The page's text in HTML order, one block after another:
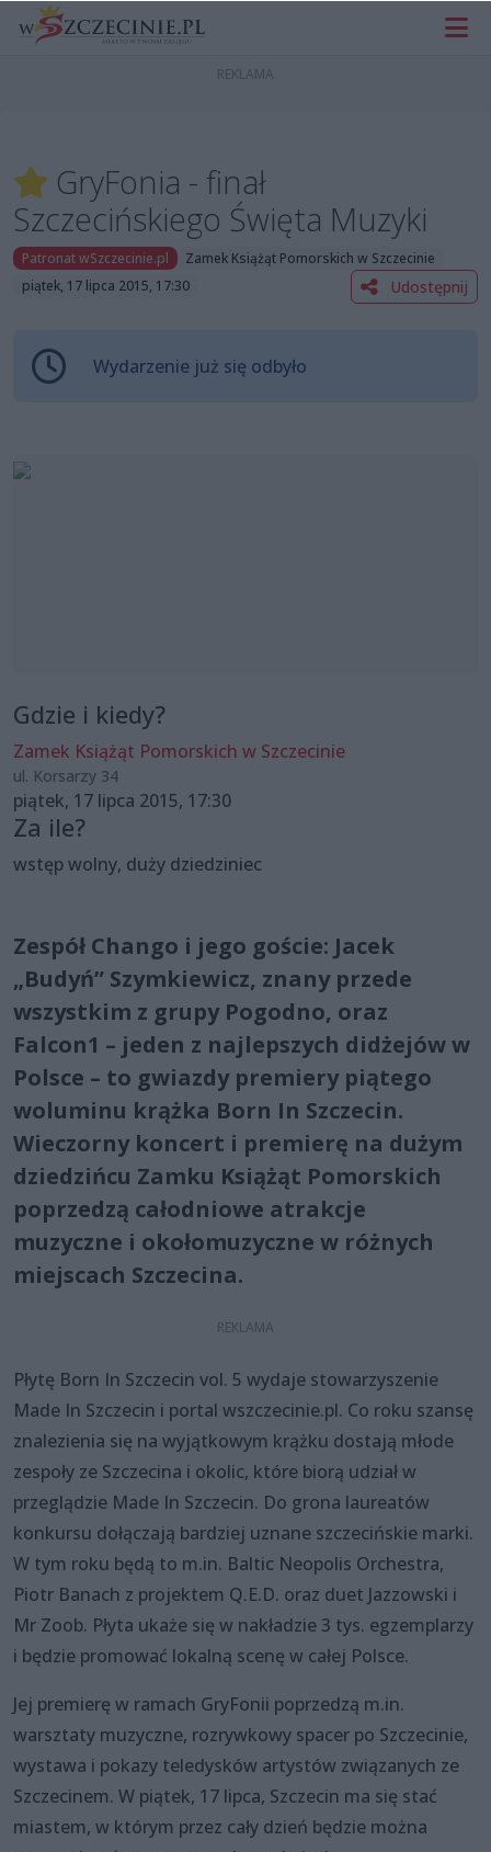
GryFonia - finał
Szczecińskiego Święta Muzyki
Patronat wSzczecinie.pl
Zamek Książąt Pomorskich w Szczecinie
piątek, 17 lipca 2015, 17:30
Udostępnij
Wydarzenie już się odbyło
Gdzie i kiedy?
Zamek Książąt Pomorskich w Szczecinie
ul. Korsarzy 34
piątek, 17 lipca 2015, 17:30
Za ile?
wstęp wolny, duży dziedziniec
Zespół Chango i jego goście: Jacek
„Budyń” Szymkiewicz, znany przede
wszystkim z grupy Pogodno, oraz
Falcon1 – jeden z najlepszych didżejów w
Polsce – to gwiazdy premiery piątego
woluminu krążka Born In Szczecin.
Wieczorny koncert i premierę na dużym
dziedzińcu Zamku Książąt Pomorskich
poprzedzą całodniowe atrakcje
muzyczne i okołomuzyczne w różnych
miejscach Szczecina.
Płytę Born In Szczecin vol. 5 wydaje stowarzyszenie
Made In Szczecin i portal wszczecinie.pl. Co roku szansę
znalezienia się na wyjątkowym krążku dostają młode
zespoły ze Szczecina i okolic, które biorą udział w
przeglądzie Made In Szczecin. Do grona laureatów
konkursu dołączają bardziej uznane szczecińskie marki.
W tym roku będą to m.in. Baltic Neopolis Orchestra,
Piotr Banach z projektem Q.E.D. oraz duet Jazzowski i
Mr Zoob. Płyta ukaże się w nakładzie 3 tys. egzemplarzy
i będzie promować lokalną scenę w całej Polsce.
Jej premierę w ramach GryFonii poprzedzą m.in.
warsztaty muzyczne, rozrywkowy spacer po Szczecinie,
wystawa i pokazy teledysków artystów związanych ze
Szczecinem. W piątek, 17 lipca, Szczecin ma się stać
miastem, w którym przez cały dzień będzie można